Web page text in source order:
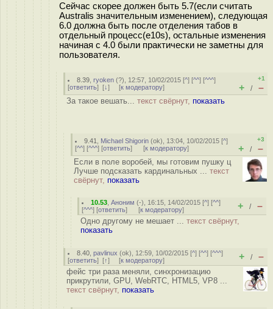
Сейчас скорее должен быть 5.7(если считать
Australis значительным изменением), следующая
6.0 должна быть после отделения табов в
отдельный процесс(e10s), остальные изменения
начиная с 4.0 были практически не заметны для
пользователя.
8.39 ,ryoken (?), 12:57, 10/02/2015 [^] [^^] [^^^]
[ответить] [↓] [к модератору]
+1
+ / –
За такое вешать... текст свёрнут, показать
9.41 Michael Shigorin (ok), 13:04, 10/02/2015 [^]
[^^] [^^^] [ответить] [к модератору]
+3
+ / –
Если в поле воробей, мы готовим пушку ц
Лучше подсказать кардинальных ... текст
свёрнут, показать
10.53 ,Аноним (-), 16:15, 14/02/2015 [^] [^^]
[^^^] [ответить] [к модератору] + / –
Одно другому не мешает ... текст свёрнут,
показать
8.40 ,pavlinux (ok), 12:59, 10/02/2015 [^] [^^] [^^^]
[ответить] [↑] [к модератору] + / –
фейс три раза меняли, синхронизацию
прикрутили, GPU, WebRTC, HTML5, VP8 ...
текст свёрнут, показать